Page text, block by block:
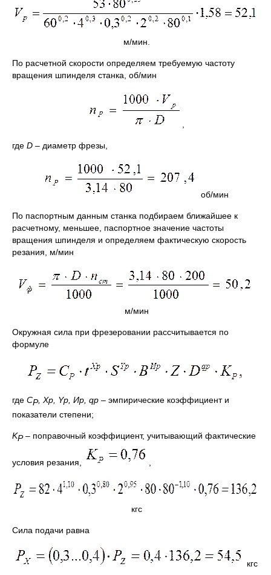
м/мин.
По расчетной скорости определяем требуемую частоту
вращения шпинделя станка, об/мин
где D – диаметр фрезы,
об/мин
По паспортным данным станка подбираем ближайшее к
расчетному, меньшее, паспортное значение частоты
вращения шпинделя и определяем фактическую скорость
резания, м/мин
м/мин
Окружная сила при фрезеровании рассчитывается по
формуле
где СР, Xр, Yр, Ир, qp – эмпирические коэффициент и
показатели степени;
KР– поправочный коэффициент, учитывающий фактические
условия резания,
кгс
Сила подачи равна
кгс